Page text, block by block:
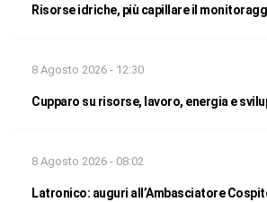
Risorse idriche, più capillare il
8 Agosto 2026 - 12:30
Cupparo su risorse, lavoro, energia e
8 Agosto 2026 - 08:02
Latronico: auguri all’Ambasciatore